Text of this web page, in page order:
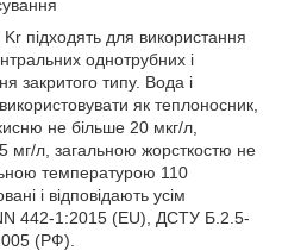
Kr підходять для використання
однотрубних і
закритого типу. Вода і
як теплоносник,
не більше 20 мкг/л,
мг/л, загальною жорсткостю не
температурою 110
і відповідають усім
442-1:2015 (EU), ДСТУ Б.2.5-
(РФ).